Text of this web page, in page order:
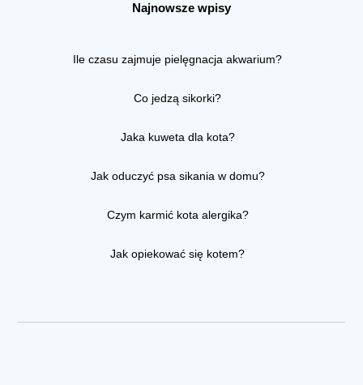
Najnowsze wpisy
Ile czasu zajmuje pielęgnacja akwarium?
Co jedzą sikorki?
Jaka kuweta dla kota?
Jak oduczyć psa sikania w domu?
Czym karmić kota alergika?
Jak opiekować się kotem?